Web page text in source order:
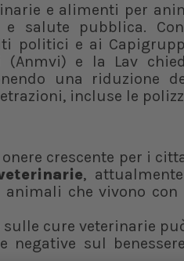
e alimenti per
salute pubblica.
politici e ai
e la Lav
una riduzione
incluse le
crescente per i
,
che vivono
cure veterinarie
negative sul